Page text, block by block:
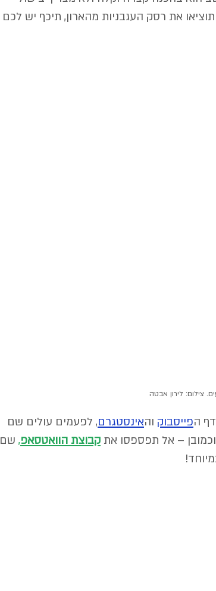
את רסק העגבניות מהארון, תיכף יש לכם
צילום: לירון אבטה
הפייסבוק והאינסטגרם, לפעמים עולים שם
וכמובן – אל תפספסו את קבוצת הוואטסאפ, שם